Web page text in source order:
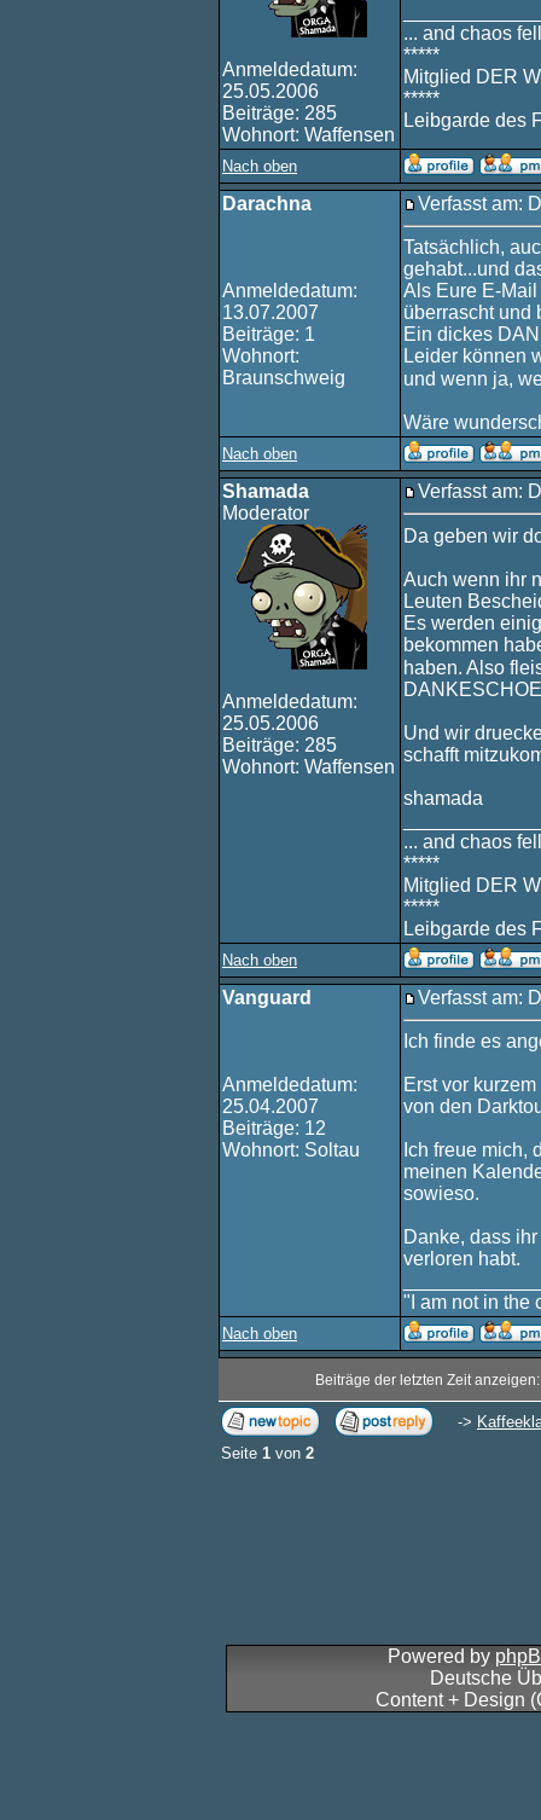
Anmeldedatum:
25.05.2006
Beiträge: 285
Wohnort: Waffensen
... and chaos
*****
Mitglied DER
*****
Leibgarde des
Nach oben
Darachna
Anmeldedatum:
13.07.2007
Beiträge: 1
Wohnort:
Braunschweig
Verfasst am:
Tatsächlich,
gehabt...und
Als Eure E-
überrascht und
Ein dickes
Leider können
und wenn ja,
Wäre
Nach oben
Shamada
Moderator
Anmeldedatum:
25.05.2006
Beiträge: 285
Wohnort: Waffensen
Verfasst am:
Da geben wir
Auch wenn ihr
Leuten
Es werden
bekommen
haben. Also
Und wir
schafft
shamada
... and chaos
*****
Mitglied DER
*****
Leibgarde des
Nach oben
Vanguard
Anmeldedatum:
25.04.2007
Beiträge: 12
Wohnort: Soltau
Verfasst am:
Ich finde es
Erst vor
von den
Ich freue mich,
meinen
sowieso.
Danke, dass
verloren habt.
"I am not in the
Nach oben
Beiträge der letzten Zeit
->
Seite 1 von 2
Powered by
Deutsche
Content + Design